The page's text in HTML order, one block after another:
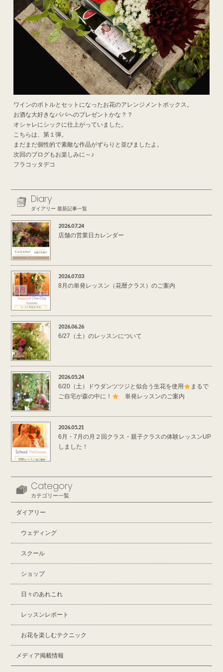
ワインのボトルとセットになったお花のアレンジメントボックス。
お酒な大好きなパパへのプレゼントかな？？
オシャレにシックに仕上がっていました。
こちらは、第１弾。
まだまだ個性的で素敵な作品がずらりと並びましたよ。
次回のブログもお楽しみに～♪
フラコッタデコ
Diary
ダイアリー 最新記事一覧
2026.07.24
店舗の営業日カレンダー
2026.07.03
8月の単発レッスン（花暦クラス）のご案内
2026.06.26
6/27（土）のレッスンについて
2026.05.24
6/20（土）ドウダンツツジと似合う生花を使用
まるで
ご自宅が森の中に！
単発レッスンのご案内
2026.05.21
6月・7月の月２回クラス・親子クラスの体験レッスンUP
しました！
Category
カテゴリー一覧
ダイアリー
ウェディング
スクール
ショップ
日々のあれこれ
レッスンレポート
お花を楽しむテクニック
メディア掲載情報